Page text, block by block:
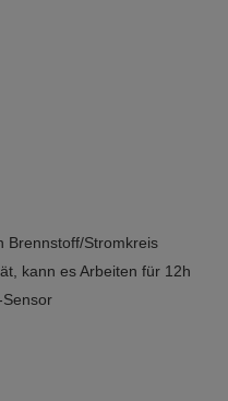
Brennstoff/Stromkreis
kann es Arbeiten für 12h